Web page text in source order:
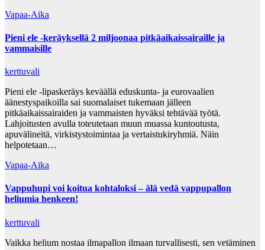
Vapaa-Aika
Pieni ele -keräyksellä 2 miljoonaa pitkäaikaissairaille ja
vammaisille
kerttuvali
Pieni ele -lipaskeräys keväällä eduskunta- ja eurovaalien
äänestyspaikoilla sai suomalaiset tukemaan jälleen
pitkäaikaissairaiden ja vammaisten hyväksi tehtävää työtä.
Lahjoitusten avulla toteutetaan muun muassa kuntoutusta,
apuvälineitä, virkistystoimintaa ja vertaistukiryhmiä. Näin
helpotetaan…
Vapaa-Aika
Vappuhupi voi koitua kohtaloksi – älä vedä vappupallon
heliumia henkeen!
kerttuvali
Vaikka helium nostaa ilmapallon ilmaan turvallisesti, sen vetäminen